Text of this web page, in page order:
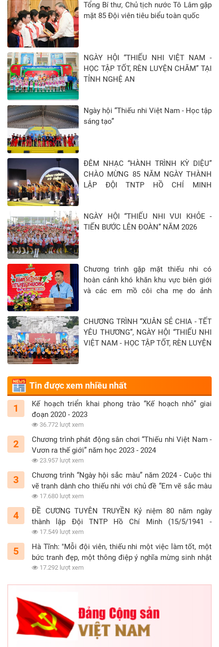
Tổng Bí thư, Chủ tịch nước Tô Lâm gặp
mặt 85 Đội viên tiêu biểu toàn quốc
NGÀY HỘI “THIẾU NHI VIỆT NAM -
HỌC TẬP TỐT, RÈN LUYỆN CHĂM” TẠI
TỈNH NGHỆ AN
Ngày hội “Thiếu nhi Việt Nam - Học tập
sáng tạo”
ĐÊM NHẠC “HÀNH TRÌNH KỲ DIỆU”
CHÀO MỪNG 85 NĂM NGÀY THÀNH
LẬP ĐỘI TNTP HỒ CHÍ MINH
NGÀY HỘI “THIẾU NHI VUI KHỎE -
TIẾN BƯỚC LÊN ĐOÀN” NĂM 2026
Chương trình gặp mặt thiếu nhi có
hoàn cảnh khó khăn khu vực biên giới
và các em mồ côi cha mẹ do ảnh
chia - Tết yêu thương” năm 2026
CHƯƠNG TRÌNH “XUÂN SẺ CHIA - TẾT
YÊU THƯƠNG”, NGÀY HỘI “THIẾU NHI
VIỆT NAM - HỌC TẬP TỐT, RÈN LUYỆN
Tin được xem nhiều nhất
1
Kế hoạch triển khai phong trào “Kế hoạch nhỏ” giai
đoạn 2020 - 2023
36.772 lượt xem
2
Chương trình phát động sân chơi “Thiếu nhi Việt Nam -
Vươn ra thế giới” năm học 2023 - 2024
23.957 lượt xem
3
Chương trình “Ngày hội sắc màu” năm 2024 - Cuộc thi
vẽ tranh dành cho thiếu nhi với chủ đề “Em vẽ sắc màu
tình nguyện”
17.680 lượt xem
4
ĐỀ CƯƠNG TUYÊN TRUYỀN Kỷ niệm 80 năm ngày
thành lập Đội TNTP Hồ Chí Minh (15/5/1941 -
15/5/2021)
17.549 lượt xem
5
Hà Tĩnh: "Mỗi đội viên, thiếu nhi một việc làm tốt, một
bức tranh đẹp, một thông điệp ý nghĩa mừng sinh nhật
Đội"17.292 lượt xem